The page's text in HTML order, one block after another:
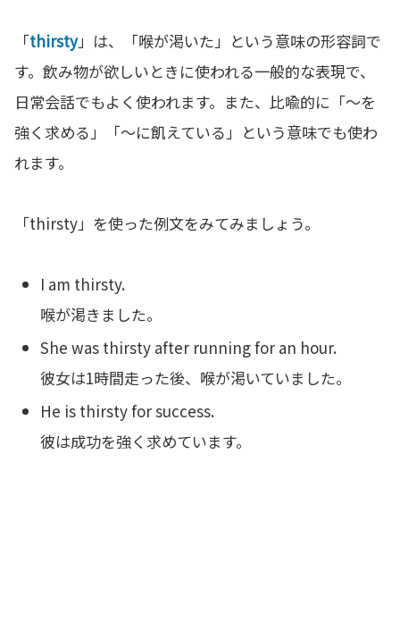
「thirsty」は、「喉が渇いた」という意味の形容詞で
す。飲み物が欲しいときに使われる一般的な表現で、
日常会話でもよく使われます。また、比喩的に「〜を
強く求める」「〜に飢えている」という意味でも使わ
れます。
「thirsty」を使った例文をみてみましょう。
I am thirsty.
喉が渇きました。
She was thirsty after running for an hour.
彼女は1時間走った後、喉が渇いていました。
He is thirsty for success.
彼は成功を強く求めています。